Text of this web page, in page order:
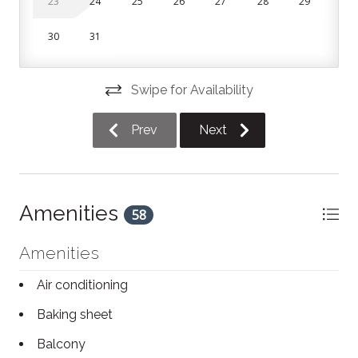
240V)
- Private ski locker
Bienvenue à Verbier Tremblant, un superbe
appartement d'angle situé à côté du parcours de golf
direct au Sentier Écureuil, un sentier de 3,2 km idéal
pour la randonnée, le vélo et le ski de fond, tout en
restant à proximité des restaurants et des attractions
vitrées, d'une cheminée à gaz confortable et d'une
30 31
Swipe for Availability
Prev Next
Amenities 58
Amenities
Air conditioning
Baking sheet
Balcony